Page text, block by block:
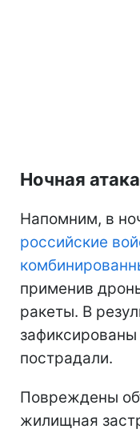
Ночная
Напомним, в
российские
применив
ракеты. В
пострадали.
Повреждены
жилищная